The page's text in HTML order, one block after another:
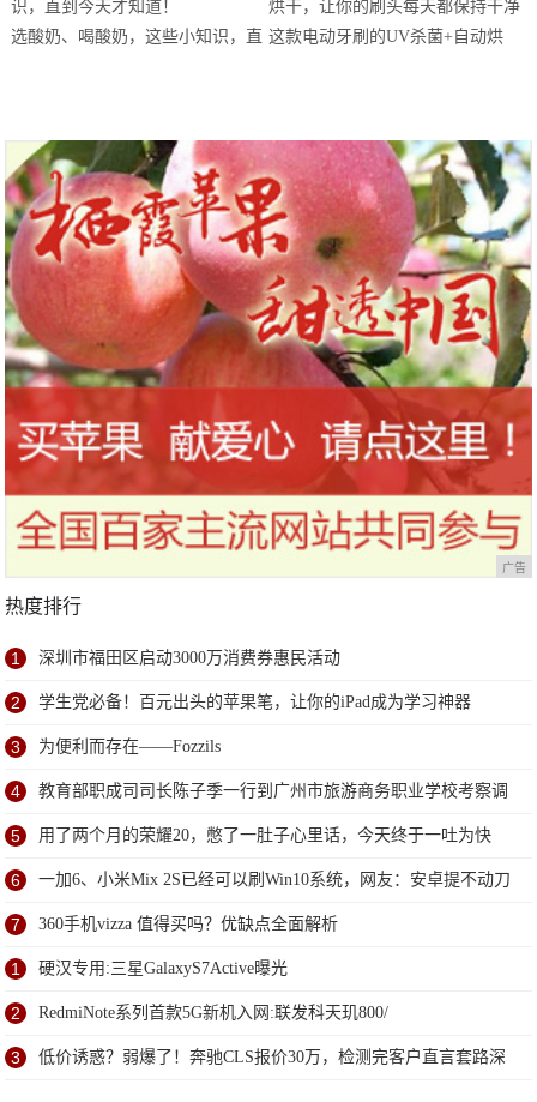
站欢乐开跑
选酸奶、喝酸奶，这些小知识，直 这款电动牙刷的UV杀菌+自动烘
广告
热度排行
1 深圳市福田区启动3000万消费券惠民活动
2 学生党必备！百元出头的苹果笔，让你的iPad成为学习神器
3 为便利而存在——Fozzils
4 教育部职成司司长陈子季一行到广州市旅游商务职业学校考察调
研
5 用了两个月的荣耀20，憋了一肚子心里话，今天终于一吐为快
6 一加6、小米Mix 2S已经可以刷Win10系统，网友：安卓提不动刀
了？
7 360手机vizza 值得买吗？优缺点全面解析
1 硬汉专用:三星GalaxyS7Active曝光
2 RedmiNote系列首款5G新机入网:联发科天玑800/
3 低价诱惑？弱爆了！奔驰CLS报价30万，检测完客户直言套路深